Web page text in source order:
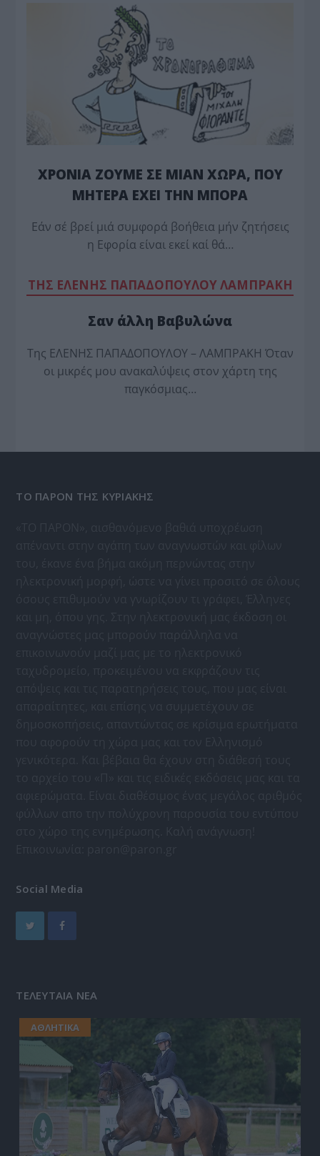
ΧΡΟΝΙΑ ΖΟΥΜΕ ΣΕ ΜΙΑΝ ΧΩΡΑ, ΠΟΥ
ΜΗΤΕΡΑ ΕΧΕΙ ΤΗΝ ΜΠΟΡΑ
Εάν σέ βρεί μιά συμφορά βοήθεια μήν ζητήσεις
η Εφορία είναι εκεί καί θά…
TΗΣ ΕΛΕΝΗΣ ΠΑΠΑΔΟΠΟΥΛΟΥ ΛΑΜΠΡΑΚΗ
Σαν άλλη Βαβυλώνα
Της ΕΛΕΝΗΣ ΠΑΠΑΔΟΠΟΥΛΟΥ – ΛΑΜΠΡΑΚΗ Όταν
οι μικρές μου ανακαλύψεις στον χάρτη της
παγκόσμιας…
ΤΟ ΠΑΡΟΝ ΤΗΣ ΚΥΡΙΑΚΗΣ
Social Media
ΤΕΛΕΥΤΑΙΑ ΝΕΑ
ΑΘΛΗΤΙΚΑ